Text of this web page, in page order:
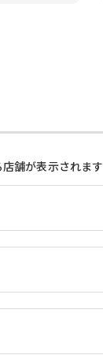
舗が表示されます